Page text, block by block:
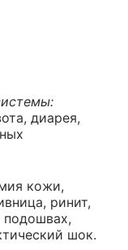
диарея,
кожи,
ринит,
шок.